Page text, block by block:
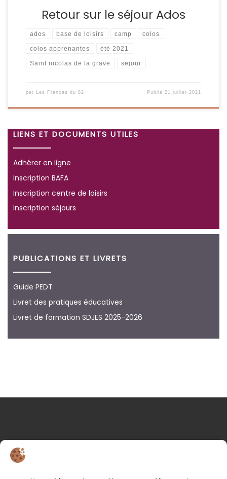
Retour sur le séjour Ados
ados base de loisirs camp colos
colos apprenantes été 2021
Saint nicolas de la grave sejour
par Les Francas du 82 Publié21 juillet 2021
LIENS ET DOCUMENTS UTILES
Adhérer en ligne
Inscription BAFA
Inscription centre de loisirs
Inscription séjours
PUBLICATIONS ET LIVRETS
Guide PEDT
Livret des pratiques éducatives
Livret de formation SDJES 2025-2026
NOS COORDONNÉES